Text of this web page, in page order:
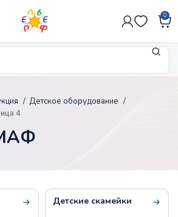
0
Детское оборудование
4
Детские скамейки